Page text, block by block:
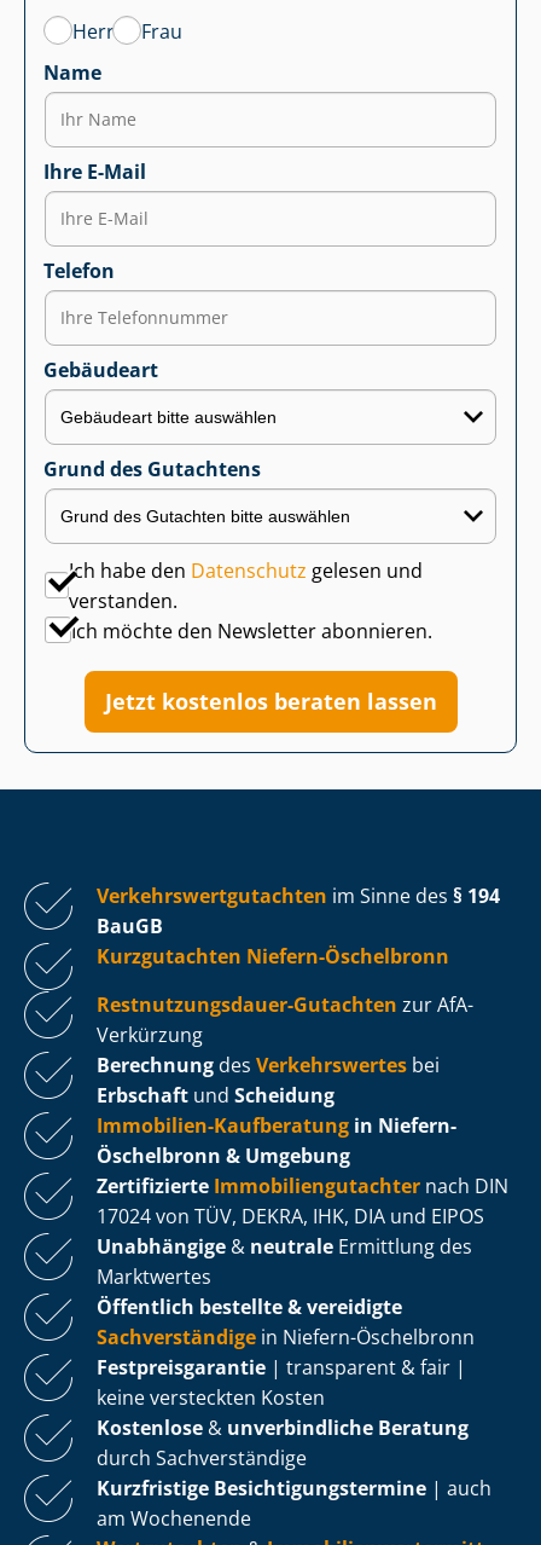
Herr
Frau
Name
Ihre E-Mail
Telefon
Gebäudeart
Grund des Gutachtens
Ich habe den Datenschutz gelesen und
verstanden.
Ich möchte den Newsletter abonnieren.
Jetzt kostenlos beraten lassen
Ver­kehrs­wert­gut­ach­ten im Sinne des § 194
BauGB
Kurzgutachten Niefern-Öschelbronn
Rest­nut­zungs­dau­er-Gutachten zur AfA-
Verkürzung
Berechnung des Verkehrswertes bei
Erbschaft und Scheidung
Immobilien-Kaufberatung in Niefern-
Öschelbronn & Umgebung
Zertifizierte Im­mo­bi­li­en­gut­ach­ter nach DIN
17024 von TÜV, DEKRA, IHK, DIA und EIPOS
Unabhängige & neutrale Ermittlung des
Marktwertes
Öffentlich bestellte & vereidigte
Sachverständige in Niefern-Öschelbronn
Fest­preis­ga­ran­tie | transparent & fair |
keine versteckten Kosten
Kostenlose & unverbindliche Beratung
durch Sachverständige
Kurzfristige Be­sich­ti­gungs­ter­mi­ne | auch
am Wochenende